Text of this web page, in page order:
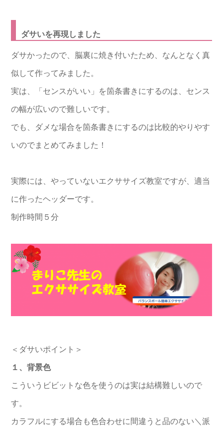
ダサいを再現しました
ダサかったので、脳裏に焼き付いたため、なんとなく真
似して作ってみました。
実は、「センスがいい」を箇条書きにするのは、センス
の幅が広いので難しいです。
でも、ダメな場合を箇条書きにするのは比較的やりやす
いのでまとめてみました！
実際には、やっていないエクササイズ教室ですが、適当
に作ったヘッダーです。
制作時間５分
＜ダサいポイント＞
１、背景色
こういうビビットな色を使うのは実は結構難しいので
す。
カラフルにする場合も色合わせに間違うと品のない＼派